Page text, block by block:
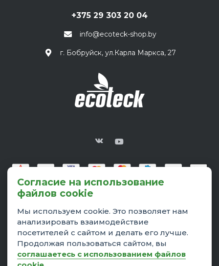
info@ecoteck-shop.by
+375 29 303 20 04
г. Бобруйск, ул.Карла Маркса, 27
© 2026 Ecoteck™, Все права защищены
ЗАО«Легпромразвитие» 220826, Республика Беларусь,
г.Бобруйск, ул.Карла Маркса, 27, 2 этаж Свидетельство о
государственной регистрации № 700056270 от 31.05.2016
Согласие на использование
файлов cookie
Мы используем cookie. Это позволяет нам
анализировать взаимодействие
посетителей с сайтом и делать его лучше.
Продолжая пользоваться сайтом, вы
соглашаетесь с использованием файлов